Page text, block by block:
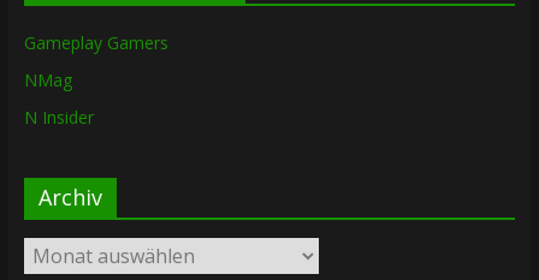
Gameplay Gamers
NMag
N Insider
Archiv
Archiv